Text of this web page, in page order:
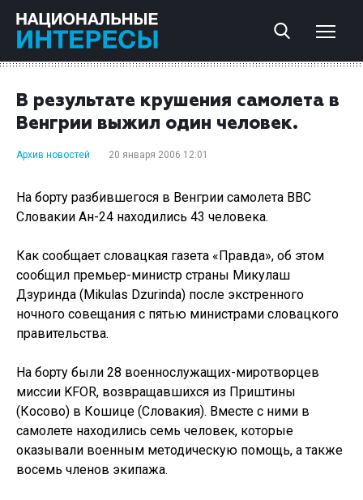
В результате крушения самолета в
Венгрии выжил один человек.
Архив новостей 20 января 2006 12:01
На борту разбившегося в Венгрии самолета ВВС
Словакии Ан-24 находились 43 человека.
Как сообщает словацкая газета «Правда», об этом
сообщил премьер-министр страны Микулаш
Дзуринда (Mikulas Dzurinda) после экстренного
ночного совещания с пятью министрами словацкого
правительства.
На борту были 28 военнослужащих-миротворцев
миссии KFOR, возвращавшихся из Приштины
(Косово) в Кошице (Словакия). Вместе с ними в
самолете находились семь человек, которые
оказывали военным методическую помощь, а также
восемь членов экипажа.